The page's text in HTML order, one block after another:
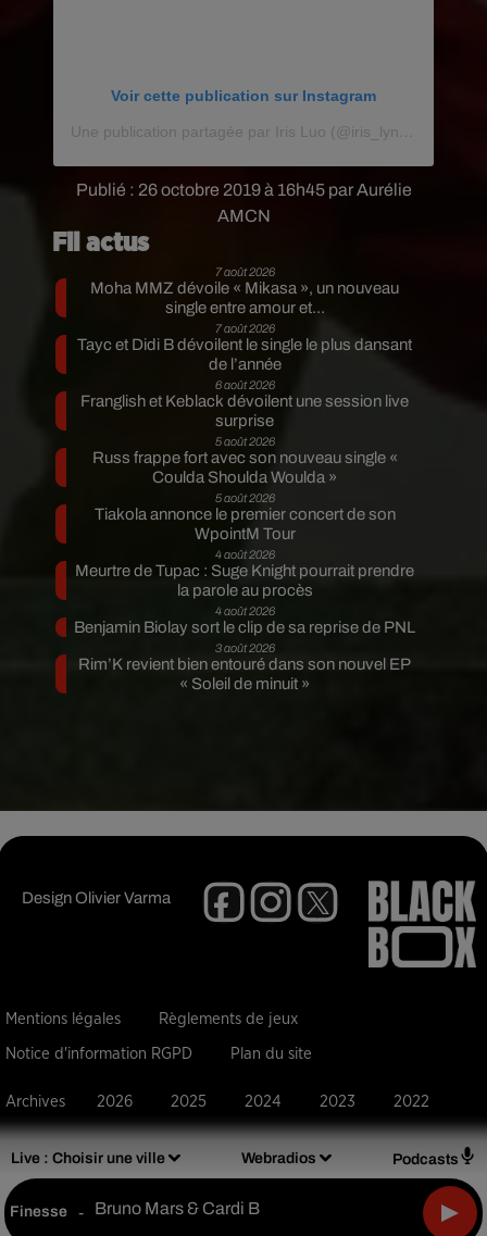
Live : Choisir une ville Webradios Podcasts
Finesse - Bruno Mars & Cardi B
Publié : 26 octobre 2019 à 16h45 par Aurélie
AMCN
Voir cette publication sur Instagram
Fil actus
7 août 2026
Moha MMZ dévoile « Mikasa », un nouveau
single entre amour et...
7 août 2026
Tayc et Didi B dévoilent le single le plus dansant
de l’année
6 août 2026
Franglish et Keblack dévoilent une session live
surprise
5 août 2026
Russ frappe fort avec son nouveau single «
Coulda Shoulda Woulda »
5 août 2026
Tiakola annonce le premier concert de son
WpointM Tour
4 août 2026
Meurtre de Tupac : Suge Knight pourrait prendre
la parole au procès
4 août 2026
Benjamin Biolay sort le clip de sa reprise de PNL
3 août 2026
Rim’K revient bien entouré dans son nouvel EP
« Soleil de minuit »
DesignOlivier Varma
Mentions légales Règlements de jeux
Notice d'information RGPD Plan du site
Archives 2026 2025 2024 2023 2022